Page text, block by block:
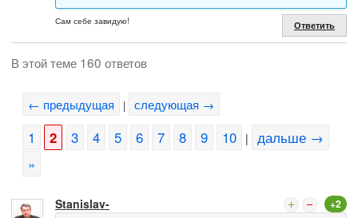
Сам себе завидую! Ответить
В этой теме 160 ответов
← предыдущая | следующая →
1 2 3 4 5 6 7 8 9 10 |
дальше →
»
Stanislav- +2